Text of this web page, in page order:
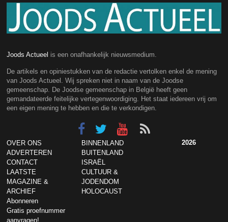
Joods Actueel is een onafhankelijk nieuwsmedium.
De artikels en opiniestukken van de redactie vertolken enkel de mening
van Joods Actueel. Wij spreken niet in naam van de Joodse
gemeenschap. De Joodse gemeenschap in België heeft geen
gemandateerde feitelijke vertegenwoordiging. Het staat iedereen vrij om
een eigen mening te hebben en die te verkondigen.
OVER ONS
ADVERTEREN
CONTACT
LAATSTE
MAGAZINE &
ARCHIEF
Abonneren
Gratis proefnummer
aanvragen!
BINNENLAND
BUITENLAND
ISRAËL
CULTUUR &
JODENDOM
HOLOCAUST
2026